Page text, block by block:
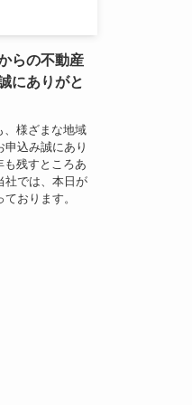
らの不動産
にありがと
様ざまな地域
込み誠にあり
残すところあ
社では、本日が
ております。